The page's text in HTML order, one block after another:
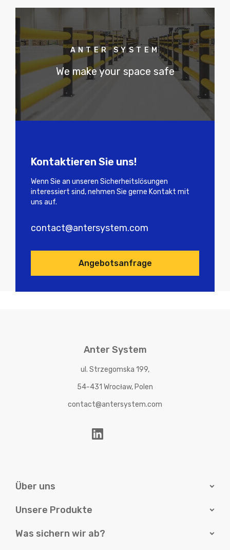
ANTER SYSTEM
We make your space safe
Kontaktieren Sie uns!
Wenn Sie an unseren Sicherheitslösungen
interessiert sind, nehmen Sie gerne Kontakt mit
uns auf.
contact@antersystem.com
Angebotsanfrage
Anter System
ul. Strzegomska 199,
54-431 Wrocław, Polen
contact@antersystem.com
Über uns
Unsere Produkte
Was sichern wir ab?